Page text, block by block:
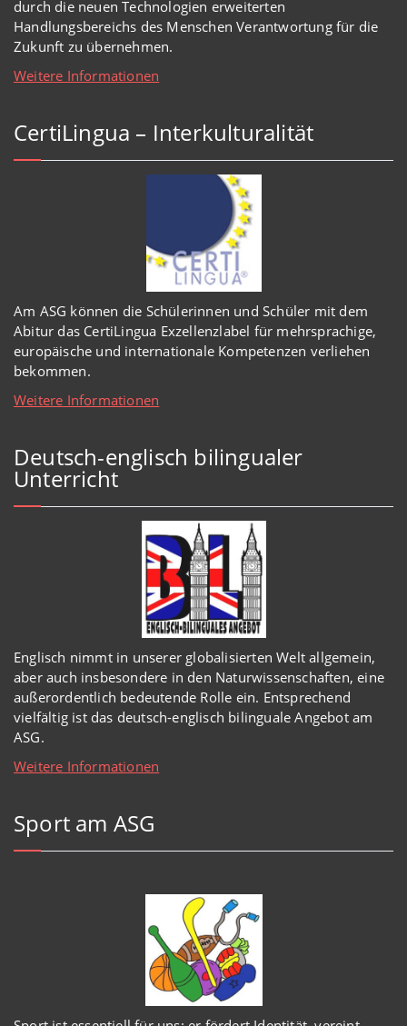
durch die neuen Technologien erweiterten
Handlungsbereichs des Menschen Verantwortung für die
Zukunft zu übernehmen.
Weitere Informationen
CertiLingua – Interkulturalität
Am ASG können die Schülerinnen und Schüler mit dem
Abitur das CertiLingua Exzellenzlabel für mehrsprachige,
europäische und internationale Kompetenzen verliehen
bekommen.
Weitere Informationen
Deutsch-englisch bilingualer
Unterricht
Englisch nimmt in unserer globalisierten Welt allgemein,
aber auch insbesondere in den Naturwissenschaften, eine
außerordentlich bedeutende Rolle ein. Entsprechend
vielfältig ist das deutsch-englisch bilinguale Angebot am
ASG.
Weitere Informationen
Sport am ASG